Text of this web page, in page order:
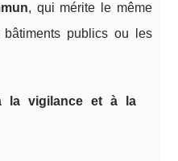
, qui mérite le même
publics ou les
la vigilance et à la